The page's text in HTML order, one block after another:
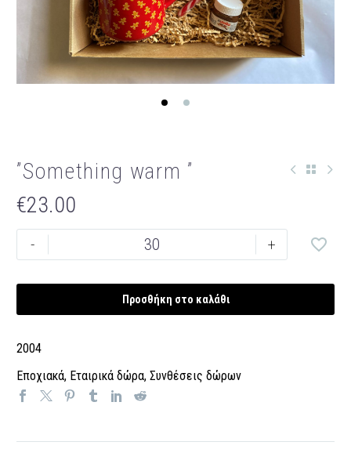
”Something warm ”
€23.00
-
”Something
warm
+
Προσθήκη στο καλάθι
2004
Εποχιακά, Εταιρικά δώρα, Συνθέσεις δώρων